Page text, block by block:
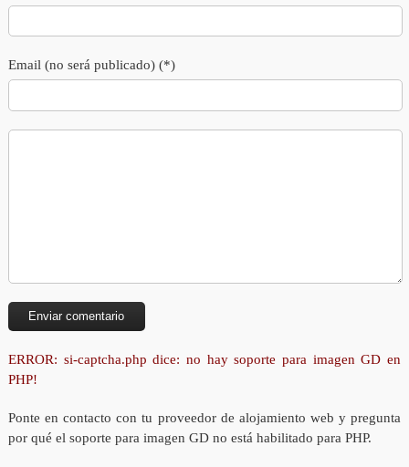
Email (no será publicado) (*)
ERROR: si-captcha.php dice: no hay soporte para imagen GD en
PHP!
Ponte en contacto con tu proveedor de alojamiento web y pregunta
por qué el soporte para imagen GD no está habilitado para PHP.